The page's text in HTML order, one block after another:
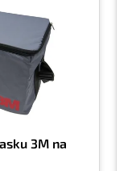
3M na